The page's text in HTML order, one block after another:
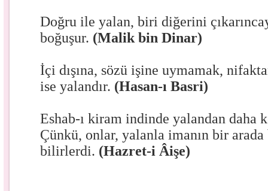
Doğru ile yalan, biri diğerini
boğuşur. (Malik bin Dinar)
İçi dışına, sözü işine uymamak,
ise yalandır. (Hasan-ı Basri)
Eshab-ı kiram indinde yalandan daha
Çünkü, onlar, yalanla imanın bir arada
bilirlerdi. (Hazret-i Âişe)